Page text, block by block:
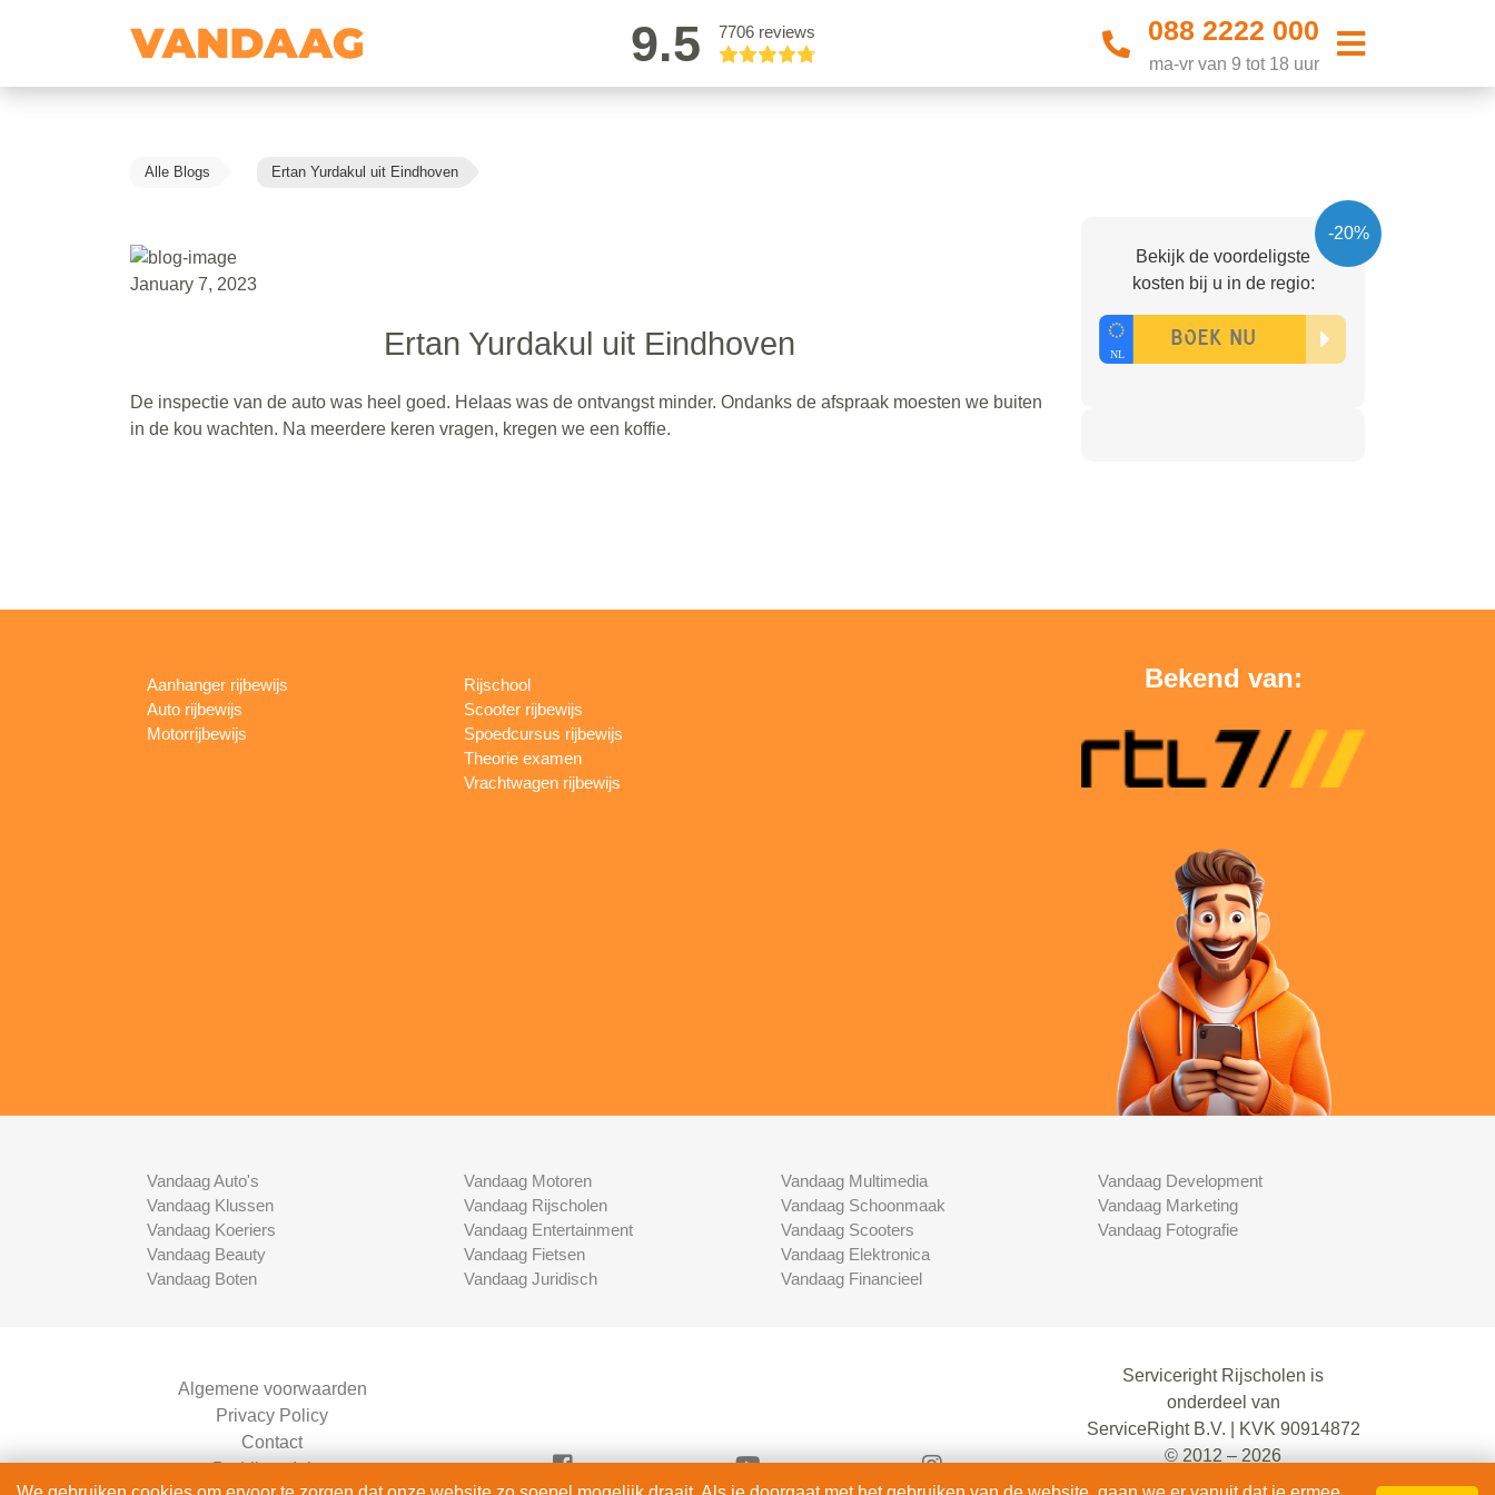
9.5 7706 reviews 088 2222 000
ma-vr van 9 tot 18 uur
Alle Blogs Ertan Yurdakul uit Eindhoven
January 7, 2023
Ertan Yurdakul uit Eindhoven
De inspectie van de auto was heel goed. Helaas was de ontvangst minder. Ondanks de afspraak moesten we buiten
in de kou wachten. Na meerdere keren vragen, kregen we een koffie.
-20%
Bekijk de voordeligste
kosten bij u in de regio:
Aanhanger rijbewijs
Auto rijbewijs
Motorrijbewijs
Rijschool
Scooter rijbewijs
Spoedcursus rijbewijs
Theorie examen
Vrachtwagen rijbewijs
Bekend van:
Vandaag Auto's
Vandaag Klussen
Vandaag Koeriers
Vandaag Beauty
Vandaag Boten
Vandaag Motoren
Vandaag Rijscholen
Vandaag Entertainment
Vandaag Fietsen
Vandaag Juridisch
Vandaag Multimedia
Vandaag Schoonmaak
Vandaag Scooters
Vandaag Elektronica
Vandaag Financieel
Vandaag Development
Vandaag Marketing
Vandaag Fotografie
Algemene voorwaarden
Privacy Policy
Contact
Bedrijven Inlog
Serviceright Rijscholen is
onderdeel van
ServiceRight B.V. | KVK 90914872
© 2012 – 2026
alle rechten voorbehouden.